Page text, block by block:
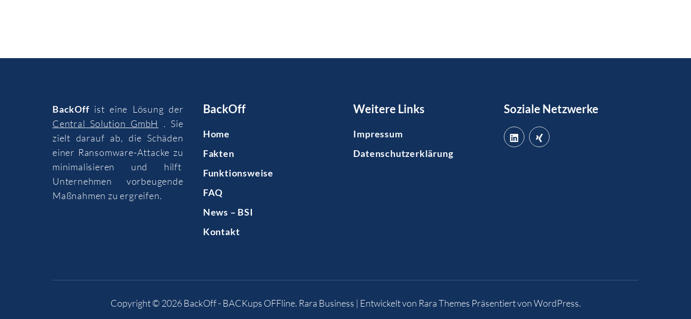
BackOffist eine Lösung der
Central Solution GmbH
. Sie
zielt darauf ab, die Schäden
einer Ransomware-Attacke zu
minimalisieren und hilft
Unternehmen vorbeugende
Maßnahmen zu ergreifen.
BackOff
Home
Fakten
Funktionsweise
FAQ
News – BSI
Kontakt
Weitere Links
Impressum
Datenschutzerklärung
Soziale Netzwerke
Copyright © 2026BackOff - BACKups OFFline. Rara Business | Entwickelt von Rara Themes Präsentiert vonWordPress.